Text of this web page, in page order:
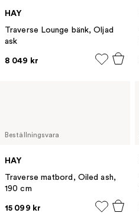
HAY
Traverse Lounge bänk, Oljad
ask
8 049 kr
Beställningsvara
HAY
Traverse matbord, Oiled ash,
190 cm
15 099 kr